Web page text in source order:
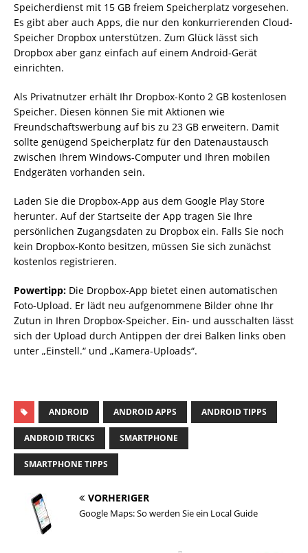
Speicherdienst mit 15 GB freiem Speicherplatz vorgesehen.
Es gibt aber auch Apps, die nur den konkurrierenden Cloud-
Speicher Dropbox unterstützen. Zum Glück lässt sich
Dropbox aber ganz einfach auf einem Android-Gerät
einrichten.
Als Privatnutzer erhält Ihr Dropbox-Konto 2 GB kostenlosen
Speicher. Diesen können Sie mit Aktionen wie
Freundschaftswerbung auf bis zu 23 GB erweitern. Damit
sollte genügend Speicherplatz für den Datenaustausch
zwischen Ihrem Windows-Computer und Ihren mobilen
Endgeräten vorhanden sein.
Laden Sie die Dropbox-App aus dem Google Play Store
herunter. Auf der Startseite der App tragen Sie Ihre
persönlichen Zugangsdaten zu Dropbox ein. Falls Sie noch
kein Dropbox-Konto besitzen, müssen Sie sich zunächst
kostenlos registrieren.
Powertipp: Die Dropbox-App bietet einen automatischen
Foto-Upload. Er lädt neu aufgenommene Bilder ohne Ihr
Zutun in Ihren Dropbox-Speicher. Ein- und ausschalten lässt
sich der Upload durch Antippen der drei Balken links oben
unter „Einstell.“ und „Kamera-Uploads“.
ANDROID ANDROID APPS ANDROID TIPPS
ANDROID TRICKS SMARTPHONE
SMARTPHONE TIPPS
VORHERIGER
Google Maps: So werden Sie ein Local Guide